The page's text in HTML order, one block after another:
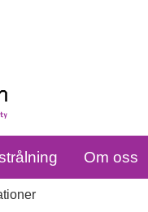
Om oss